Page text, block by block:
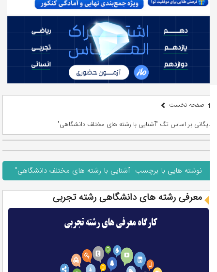
صفحه نخست
بایگانی بر اساس تگ "آشنایی با رشته های مختلف دانشگاهی"
نوشته هایی با برچسب "آشنایی با رشته های مختلف دانشگاهی"
معرفی رشته های دانشگاهی رشته تجربی